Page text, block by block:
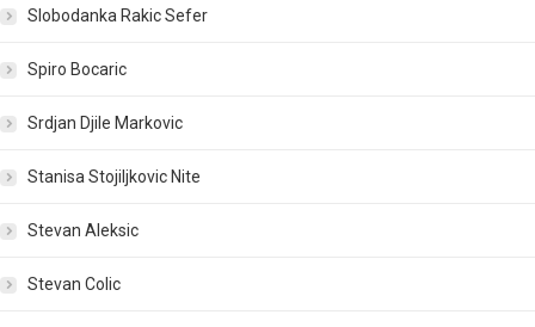
Slobodanka Rakic Sefer
Spiro Bocaric
Srdjan Djile Markovic
Stanisa Stojiljkovic Nite
Stevan Aleksic
Stevan Colic